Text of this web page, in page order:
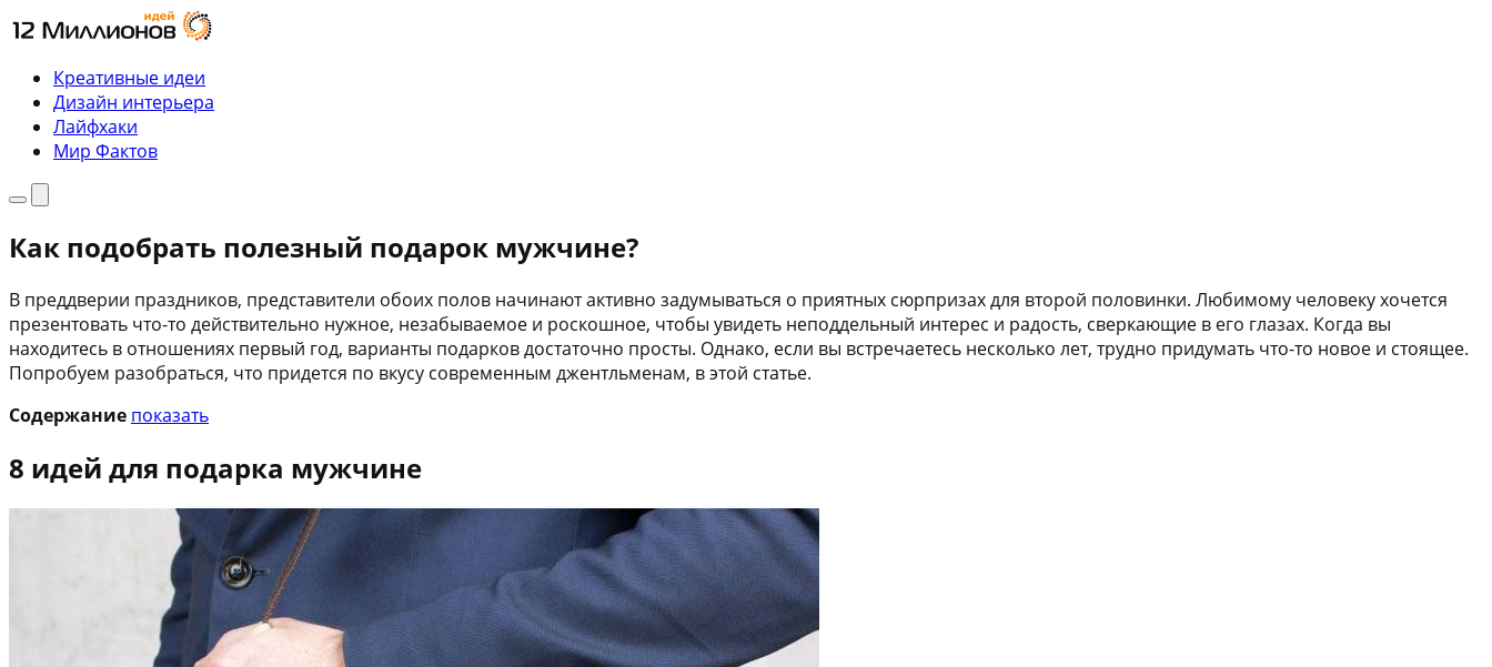
Перейти
к
содержимому
Креативные идеи
Дизайн интерьера
Лайфхаки
Мир Фактов
МенюПоиск
Как подобрать полезный подарок мужчине?
В преддверии праздников, представители обоих полов начинают активно задумываться о приятных сюрпризах для второй половинки. Любимому человеку хочется
презентовать что-то действительно нужное, незабываемое и роскошное, чтобы увидеть неподдельный интерес и радость, сверкающие в его глазах. Когда вы
находитесь в отношениях первый год, варианты подарков достаточно просты. Однако, если вы встречаетесь несколько лет, трудно придумать что-то новое и стоящее.
Попробуем разобраться, что придется по вкусу современным джентльменам, в этой статье.
Содержание показать
8 идей для подарка мужчине